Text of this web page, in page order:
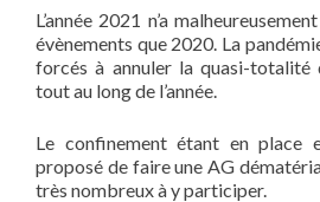
L’année 2021 n’a
évènements que 2020. La
forcés à annuler la quasi-totalité
tout au long de l’année.
Le confinement étant en place
proposé de faire une AG
très nombreux à y participer.